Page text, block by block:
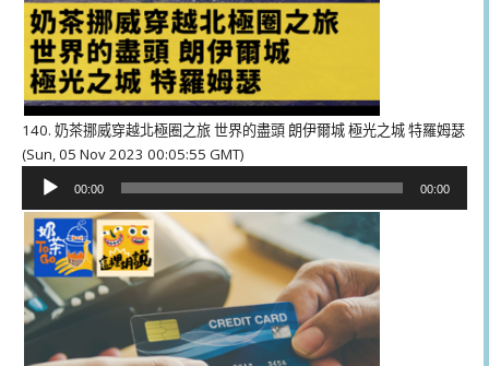
140. 奶茶挪威穿越北極圈之旅 世界的盡頭 朗伊爾城 極光之城 特羅姆瑟
(Sun, 05 Nov 2023 00:05:55 GMT)
播
放
器
00:00 00:00